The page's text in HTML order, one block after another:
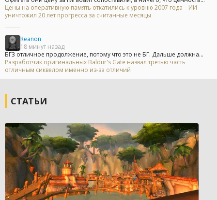
Цены на оперативную память откатились к уровню 2007 года – ИИ
уничтожил 20 лет прогресса за считанные месяцы
Reanon
18 минут назад
БГ3 отличное продолжение, потому что это не БГ. Дальше должна...
Разработчик оригинальных Baldur's Gate назвал третью часть
отличным сиквелом именно из-за отличий
СТАТЬИ